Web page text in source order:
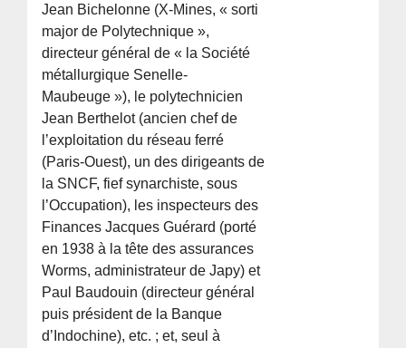
Jean Bichelonne (X-Mines, « sorti
major de Polytechnique »,
directeur général de « la Société
métallurgique Senelle-
Maubeuge »), le polytechnicien
Jean Berthelot (ancien chef de
l’exploitation du réseau ferré
(Paris-Ouest), un des dirigeants de
la SNCF, fief synarchiste, sous
l’Occupation), les inspecteurs des
Finances Jacques Guérard (porté
en 1938 à la tête des assurances
Worms, administrateur de Japy) et
Paul Baudouin (directeur général
puis président de la Banque
d’Indochine), etc. ; et, seul à